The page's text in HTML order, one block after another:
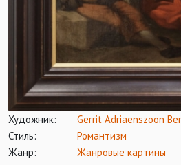
Художник:
Gerrit Adriaenszoon
Стиль:
Романтизм
Жанр:
Жанровые картины